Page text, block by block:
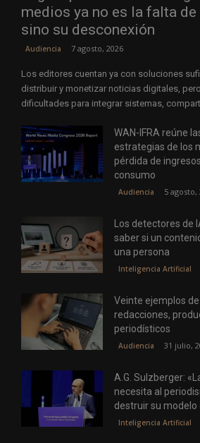
medios ya no es la falta de
sino su desconexión
Audiencia 7 agosto, 2026
Los editores cuentan ya con soluciones
distribuir y monetizar noticias digitales,
dificultades para integrar sistemas,
WAN-IFRA reúne
estrategias de los
pérdida de
consumo
Audiencia 5 agosto,
Los detectores de
saber si un
una persona
Inteligencia Artificial
Veinte ejemplos
redacciones,
periodísticos
Audiencia 31 julio,
A.G. Sulzberger:
necesita al
destruir su modelo
Inteligencia Artificial